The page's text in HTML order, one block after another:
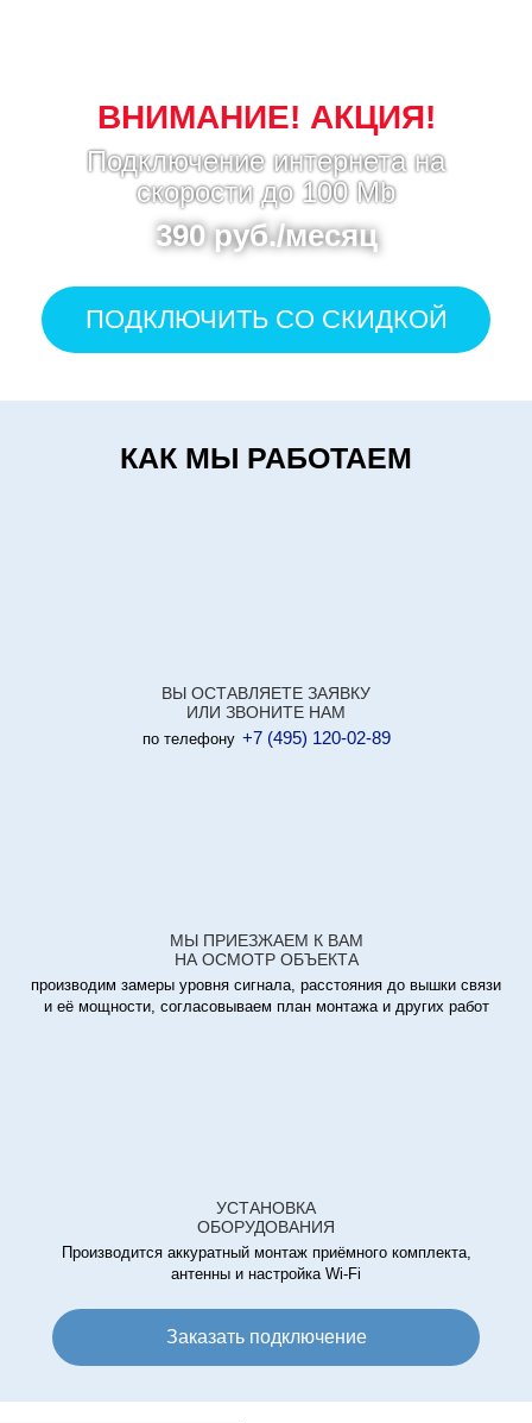
ВНИМАНИЕ! АКЦИЯ!
Подключение интернета на
скорости до 100 Mb
390 руб./месяц
ПОДКЛЮЧИТЬ СО СКИДКОЙ
КАК МЫ РАБОТАЕМ
ВЫ ОСТАВЛЯЕТЕ ЗАЯВКУ
ИЛИ ЗВОНИТЕ НАМ
по телефону +7 (495) 120-02-89
МЫ ПРИЕЗЖАЕМ К ВАМ
НА ОСМОТР ОБЪЕКТА
производим замеры уровня сигнала, расстояния до вышки связи
и её мощности, согласовываем план монтажа и других работ
УСТАНОВКА
ОБОРУДОВАНИЯ
Производится аккуратный монтаж приёмного комплекта,
антенны и настройка Wi-Fi
Заказать подключение